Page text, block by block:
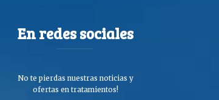
En redes sociales
No te pierdas nuestras noticias y
ofertas en tratamientos!